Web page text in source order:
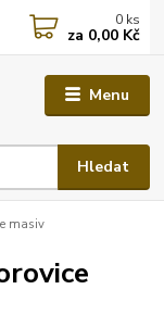
Menu
Hledat
0 ks
za 0,00 Kč
masiv